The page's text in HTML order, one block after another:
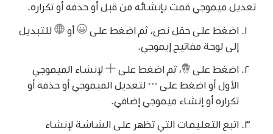
تعديل ميموجي قمت بإنشائه من قبل أو حذفه أو تكراره.
اضغط على حقل نص، ثم اضغط على أو
للتبديل
إلى لوحة مفاتيح إيموجي.
اضغط على ،ثم اضغط على
لإنشاء الميموجي
الأول أو اضغط على
لتعديل الميموجي أو حذفه أو
تكراره أو إنشاء ميموجي إضافي.
اتبع التعليمات التي تظهر على الشاشة لإنشاء